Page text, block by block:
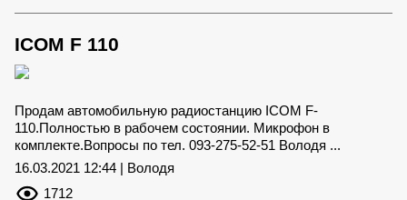
ICOM F 110
Продам автомобильную радиостанцию ICOM F-
110.Полностью в рабочем состоянии. Микрофон в
комплекте.Вопросы по тел. 093-275-52-51 Володя ...
16.03.2021 12:44 | Володя
1712